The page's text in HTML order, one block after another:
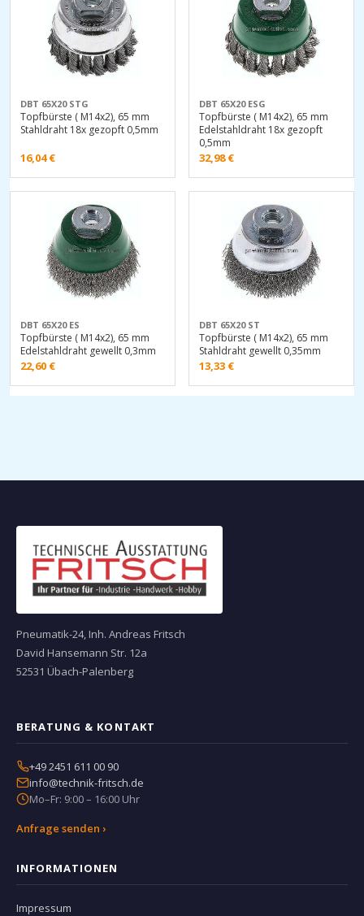
DBT 65X20 STG
Topfbürste ( M14x2), 65 mm
Stahldraht 18x gezopft 0,5mm
16,04€
DBT 65X20 ESG
Topfbürste ( M14x2), 65 mm
Edelstahldraht 18x gezopft
0,5mm
32,98€
DBT 65X20 ES
Topfbürste ( M14x2), 65 mm
Edelstahldraht gewellt 0,3mm
22,60 €
DBT 65X20 ST
Topfbürste ( M14x2), 65 mm
Stahldraht gewellt 0,35mm
13,33 €
Pneumatik-24, Inh. Andreas Fritsch
David Hansemann Str. 12a
52531 Übach-Palenberg
BERATUNG & KONTAKT
+49 2451 611 00 90
info@technik-fritsch.de
Mo–Fr: 9:00 – 16:00 Uhr
Anfrage senden ›
INFORMATIONEN
Impressum